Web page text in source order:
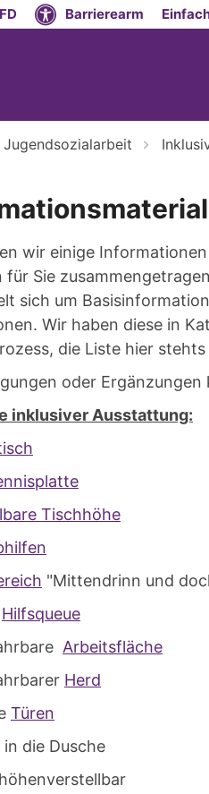
Barrierearm
wir einige
für Sie
sich um
Wir haben diese in
die Liste hier
oder
inklusiver Ausstattung:
Tischhöhe
"Mittendrinn und
Hilfsqueue
Arbeitsfläche
Herd
Türen
in die Dusche
höhenverstellbar